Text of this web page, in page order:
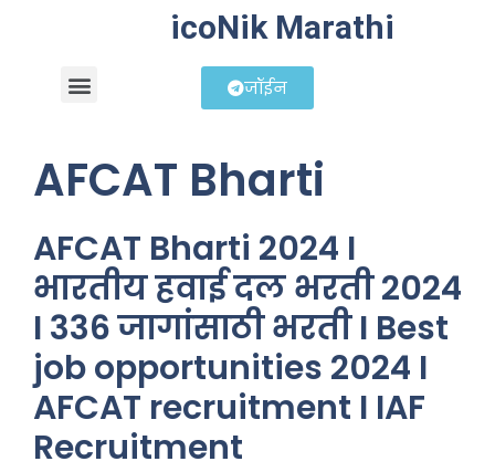
icoNik Marathi
जॉईन
AFCAT Bharti
AFCAT Bharti 2024 I
भारतीय हवाई दल भरती 2024
I 336 जागांसाठी भरती I Best
job opportunities 2024 I
AFCAT recruitment I IAF
Recruitment